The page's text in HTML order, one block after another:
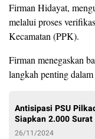
Firman Hidayat,
melalui proses
Kecamatan (PPK).
Firman menegaskan
langkah penting
Antisipasi PSU
Siapkan 2.000
26/11/2024